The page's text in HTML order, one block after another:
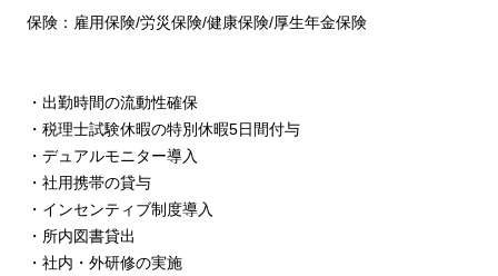
保険：雇用保険/労災保険/健康保険/厚生年金保険
・出勤時間の流動性確保
・税理士試験休暇の特別休暇5日間付与
・デュアルモニター導入
・社用携帯の貸与
・インセンティブ制度導入
・所内図書貸出
・社内・外研修の実施